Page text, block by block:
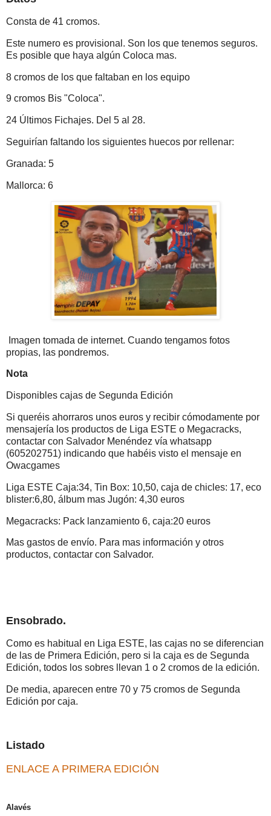
Consta de 41 cromos.
Este numero es provisional. Son los que tenemos seguros.
Es posible que haya algún Coloca mas.
8 cromos de los que faltaban en los equipo
9 cromos Bis "Coloca".
24 Últimos Fichajes. Del 5 al 28.
Seguirían faltando los siguientes huecos por rellenar:
Granada: 5
Mallorca: 6
Imagen tomada de internet. Cuando tengamos fotos
propias, las pondremos.
Nota
Disponibles cajas de Segunda Edición
Si queréis ahorraros unos euros y recibir cómodamente por
mensajería los productos de Liga ESTE o Megacracks,
contactar con Salvador Menéndez vía whatsapp
(605202751) indicando que habéis visto el mensaje en
Owacgames
Liga ESTE Caja:34, Tin Box: 10,50, caja de chicles: 17, eco
blister:6,80, álbum mas Jugón: 4,30 euros
Megacracks: Pack lanzamiento 6, caja:20 euros
Mas gastos de envío. Para mas información y otros
productos, contactar con Salvador.
Ensobrado.
Como es habitual en Liga ESTE, las cajas no se diferencian
de las de Primera Edición, pero si la caja es de Segunda
Edición, todos los sobres llevan 1 o 2 cromos de la edición.
De media, aparecen entre 70 y 75 cromos de Segunda
Edición por caja.
Listado
ENLACE A PRIMERA EDICIÓN
Alavés